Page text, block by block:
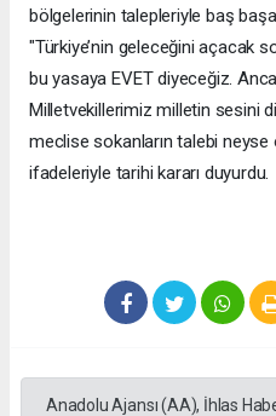
bölgelerinin talepleriyle baş başa
"Türkiye’nin geleceğini açacak
bu yasaya EVET diyeceğiz.
Milletvekillerimiz milletin sesini
meclise sokanların talebi neyse
ifadeleriyle tarihi kararı duyurdu.
Anadolu Ajansı (AA), İhlas